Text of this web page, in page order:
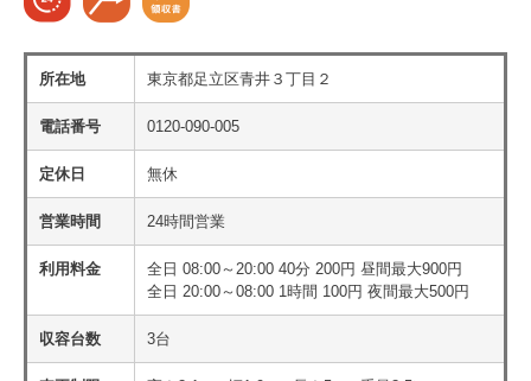
所在地 東京都足立区青井３丁目２
電話番号 0120-090-005
定休日 無休
営業時間 24時間営業
利用料金
全日 08:00～20:00 40分 200円 昼間最大900円
全日 20:00～08:00 1時間 100円 夜間最大500円
収容台数 3台